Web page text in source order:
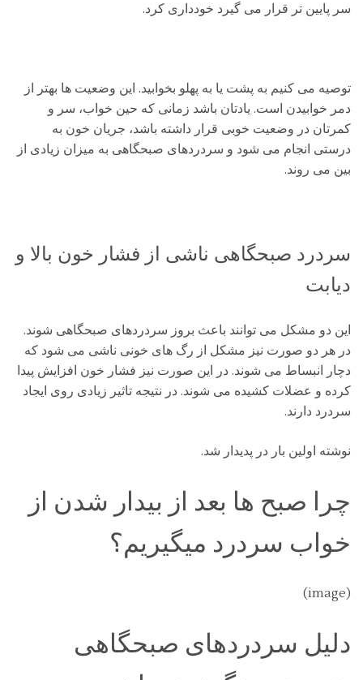
سر پایین تر قرار می گیرد خودداری کرد.
توصیه می کنیم به پشت یا به پهلو بخوابید. این وضعیت ها بهتر از
دمر خوابیدن است. یادتان باشد زمانی که حین خواب، سر و
کمرتان در وضعیت خوبی قرار داشته باشد، جریان خون به
درستی انجام می شود و سردردهای صبحگاهی به میزان زیادی از
بین می روند.
سردرد صبحگاهی ناشی از فشار خون بالا و
دیابت
این دو مشکل می توانند باعث بروز سردردهای صبحگاهی شوند.
در هر دو صورت نیز مشکل از رگ های خونی ناشی می شود که
دچار انبساط می شوند. در این صورت نیز فشار خون افزایش پیدا
کرده و عضلات کشیده می شوند. در نتیجه تاثیر زیادی روی ایجاد
سردرد دارند.
نوشته اولین بار در پدیدار شد.
چرا صبح ها بعد از بیدار شدن از
خواب سردرد میگیریم؟
(image)
دلیل سردردهای صبحگاهی